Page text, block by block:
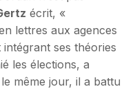
écrit, «
lettres aux agences
ses théories
les élections, a
le même jour, il a battu